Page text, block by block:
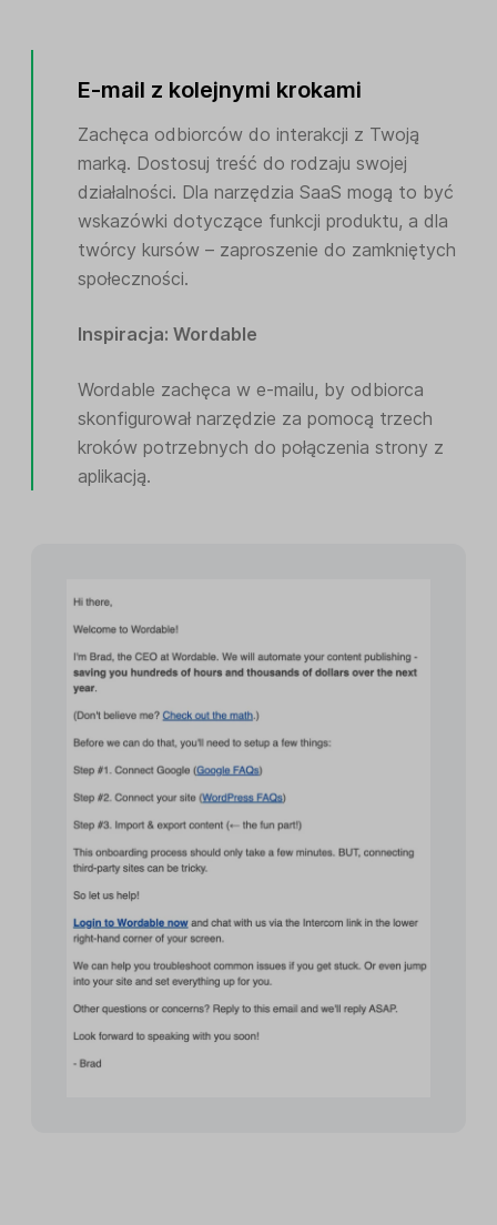
E-mail z kolejnymi krokami
Zachęca odbiorców do interakcji z Twoją
marką. Dostosuj treść do rodzaju swojej
działalności. Dla narzędzia SaaS mogą to być
wskazówki dotyczące funkcji produktu, a dla
twórcy kursów – zaproszenie do zamkniętych
społeczności.
Inspiracja: Wordable
Wordable zachęca w e-mailu, by odbiorca
skonfigurował narzędzie za pomocą trzech
kroków potrzebnych do połączenia strony z
aplikacją.